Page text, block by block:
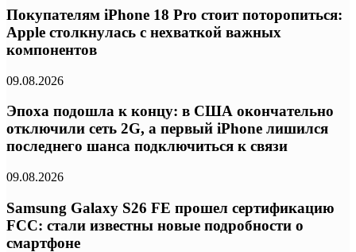
Покупателям iPhone 18 Pro стоит поторопиться:
Apple столкнулась с нехваткой важных
компонентов
09.08.2026
Эпоха подошла к концу: в США окончательно
отключили сеть 2G, а первый iPhone лишился
последнего шанса подключиться к связи
09.08.2026
Samsung Galaxy S26 FE прошел сертификацию
FCC: стали известны новые подробности о
смартфоне